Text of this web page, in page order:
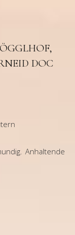
DOC 2
Anhaltende